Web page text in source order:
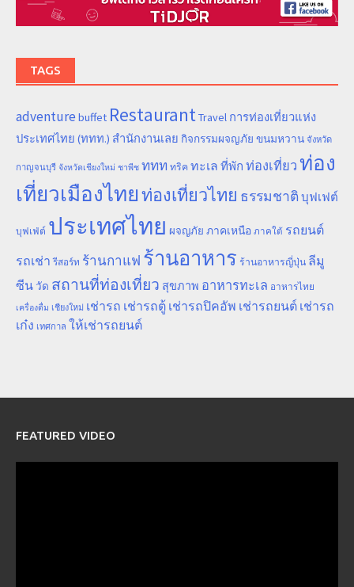
TAGS
adventure buffet RestaurantTravel การท่องเที่ยวแห่ง
ประเทศไทย (ททท.) สำนักงานเลย กิจกรรมผจญภัย ขนมหวาน จังหวัด
กาญจนบุรี จังหวัดเชียงใหม่ ชาพีช ททท ทริค ทะเล ที่พัก ท่องเที่ยวท่อง
เที่ยวเมืองไทยท่องเที่ยวไทย ธรรมชาติ บุฟเฟต์
บุฟเฟ่ต์ ประเทศไทย ผจญภัย ภาคเหนือ ภาคใต้ รถยนต์
รถเช่า รีสอร์ท ร้านกาแฟ ร้านอาหาร ร้านอาหารญี่ปุ่น ลีมู
ซีน วัด สถานที่ท่องเที่ยว สุขภาพ อาหารทะเล อาหารไทย
เครื่องดื่ม เชียงใหม่ เช่ารถ เช่ารถตู้ เช่ารถปิคอัพ เช่ารถยนต์ เช่ารถ
เก๋ง เทศกาล ให้เช่ารถยนต์
FEATURED VIDEO